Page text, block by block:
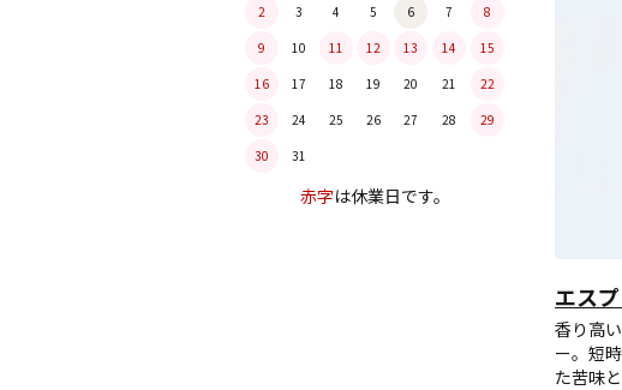
エス
香り高
ー。短
た苦味
2
3 4 5 6 7
8
9
10 11 12 13 14
15
16
17 18 19 20 21
22
23
24 25 26 27 28
29
30
31
赤字は休業日です。